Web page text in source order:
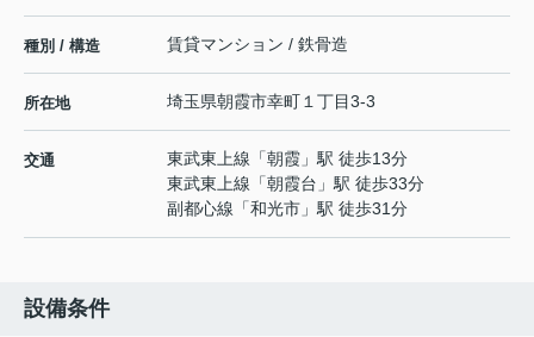
種別 / 構造 賃貸マンション / 鉄骨造
所在地 埼玉県朝霞市幸町 １丁目3-3
交通 東武東上線 「朝霞 」駅 徒歩13分
東武東上線 「朝霞台 」駅 徒歩33分
副都心線 「和光市 」駅 徒歩31分
設備条件